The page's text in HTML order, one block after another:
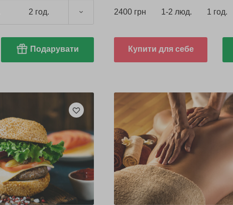
2 год.
Подарувати
2400 грн 1-2 люд. 1 год.
Купити для себе